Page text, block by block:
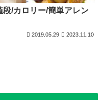
/カロリー/簡単アレン
2019.05.29 2023.11.10